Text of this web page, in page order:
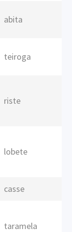
abita
teiroga
riste
lobete
casse
taramela